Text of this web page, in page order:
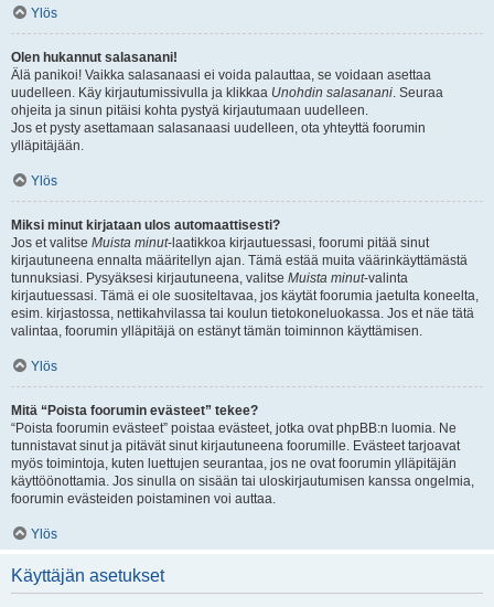
Ylös
Olen hukannut salasanani!
Älä panikoi! Vaikka salasanaasi ei voida palauttaa, se voidaan asettaa
uudelleen. Käy kirjautumissivulla ja klikkaa Unohdin salasanani. Seuraa
ohjeita ja sinun pitäisi kohta pystyä kirjautumaan uudelleen.
Jos et pysty asettamaan salasanaasi uudelleen, ota yhteyttä foorumin
ylläpitäjään.
Ylös
Miksi minut kirjataan ulos automaattisesti?
Jos et valitse Muista minut-laatikkoa kirjautuessasi, foorumi pitää sinut
kirjautuneena ennalta määritellyn ajan. Tämä estää muita väärinkäyttämästä
tunnuksiasi. Pysyäksesi kirjautuneena, valitse Muista minut-valinta
kirjautuessasi. Tämä ei ole suositeltavaa, jos käytät foorumia jaetulta koneelta,
esim. kirjastossa, nettikahvilassa tai koulun tietokoneluokassa. Jos et näe tätä
valintaa, foorumin ylläpitäjä on estänyt tämän toiminnon käyttämisen.
Ylös
Mitä “Poista foorumin evästeet” tekee?
“Poista foorumin evästeet” poistaa evästeet, jotka ovat phpBB:n luomia. Ne
tunnistavat sinut ja pitävät sinut kirjautuneena foorumille. Evästeet tarjoavat
myös toimintoja, kuten luettujen seurantaa, jos ne ovat foorumin ylläpitäjän
käyttöönottamia. Jos sinulla on sisään tai uloskirjautumisen kanssa ongelmia,
foorumin evästeiden poistaminen voi auttaa.
Ylös
Käyttäjän asetukset